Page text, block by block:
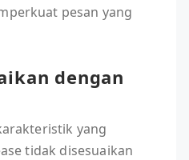
pesan yang
dengan
yang
tidak disesuaikan